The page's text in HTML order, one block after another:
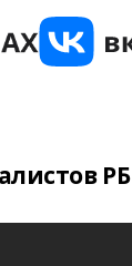
РБ